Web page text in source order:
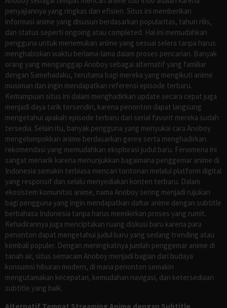
penyajiannya yang ringkas dan efisien. Situs ini memberikan
informasi anime yang disusun berdasarkan popularitas, tahun rilis,
dan status seperti ongoing atau completed. Hal ini memudahkan
pengguna untuk menemukan anime yang sesuai selera tanpa harus
menghabiskan waktu berlama-lama dalam proses pencarian. Banyak
orang yang menganggap Anoboy sebagai alternatif yang familiar
dengan Samehadaku, terutama bagi mereka yang mengikuti anime
musiman dan ingin mendapatkan referensi episode terbaru.
Kemampuan situs ini dalam menghadirkan update secara cepat juga
menjadi daya tarik tersendiri, karena penonton dapat langsung
mengetahui apakah episode terbaru dari serial favorit mereka sudah
tersedia. Selain itu, banyak pengguna yang menyukai cara Anoboy
mengelompokkan anime berdasarkan genre serta menghadirkan
rekomendasi yang memudahkan eksplorasi judul baru. Fenomena ini
sangat menarik karena menunjukkan bagaimana penggemar anime di
Indonesia semakin terbiasa mencari tontonan melalui platform digital
yang responsif dan selalu menyediakan konten terbaru. Dalam
ekosistem komunitas anime, nama Anoboy sering menjadi rujukan
bagi pengguna yang ingin mendapatkan daftar anime dengan subtitle
berbahasa Indonesia tanpa harus memikirkan proses yang rumit.
Kehadirannya juga menciptakan ruang diskusi baru karena para
penonton dapat mengetahui judul baru yang sedang trending atau
kembali populer. Dengan meningkatnya jumlah penggemar anime di
tanah air, situs semacam Anoboy menjadi bagian dari budaya
konsumsi hiburan modern, di mana penonton semakin
mengutamakan kecepatan, kemudahan navigasi, dan ketersediaan
subtitle yang baik.